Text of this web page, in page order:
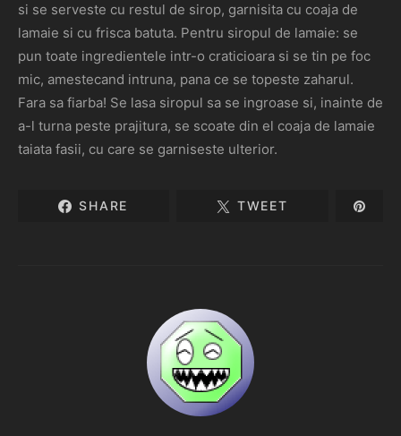
si se serveste cu restul de sirop, garnisita cu coaja de
lamaie si cu frisca batuta. Pentru siropul de lamaie: se
pun toate ingredientele intr-o craticioara si se tin pe foc
mic, amestecand intruna, pana ce se topeste zaharul.
Fara sa fiarba! Se lasa siropul sa se ingroase si, inainte de
a-l turna peste prajitura, se scoate din el coaja de lamaie
taiata fasii, cu care se garniseste ulterior.
SHARE TWEET